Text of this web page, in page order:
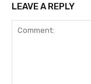
LEAVE A REPLY